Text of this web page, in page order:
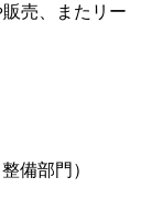
売、またリー
備部門）